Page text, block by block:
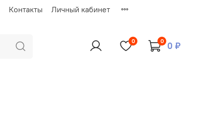
Контакты Личный кабинет
0 0 0 ₽